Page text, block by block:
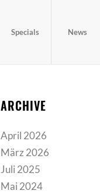
Specials News
ARCHIVE
April 2026
März 2026
Juli 2025
Mai 2024